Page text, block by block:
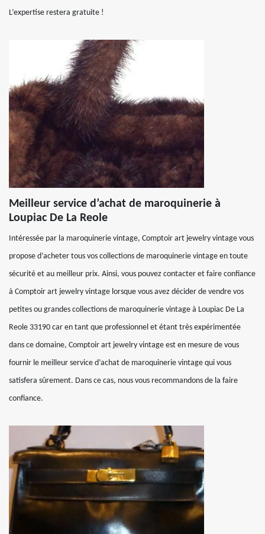
L’expertise restera gratuite !
Meilleur service d’achat de maroquinerie à
Loupiac De La Reole
Intéressée par la maroquinerie vintage, Comptoir art jewelry vintage vous
propose d’acheter tous vos collections de maroquinerie vintage en toute
sécurité et au meilleur prix. Ainsi, vous pouvez contacter et faire confiance
à Comptoir art jewelry vintage lorsque vous avez décider de vendre vos
petites ou grandes collections de maroquinerie vintage à Loupiac De La
Reole 33190 car en tant que professionnel et étant très expérimentée
dans ce domaine, Comptoir art jewelry vintage est en mesure de vous
fournir le meilleur service d’achat de maroquinerie vintage qui vous
satisfera sûrement. Dans ce cas, nous vous recommandons de la faire
confiance.